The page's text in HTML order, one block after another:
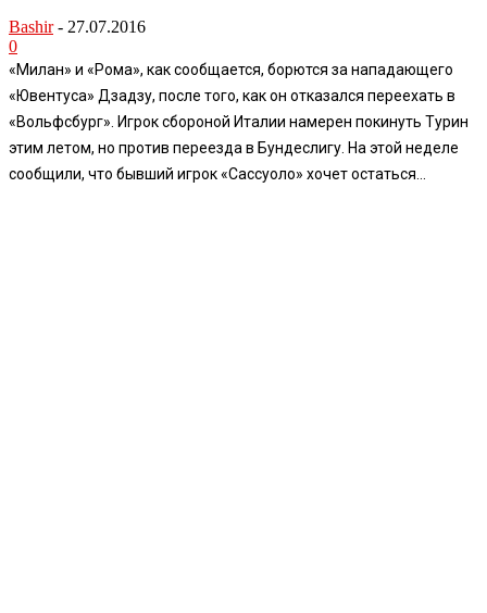
Bashir - 27.07.2016
0
«Милан» и «Рома», как сообщается, борются за нападающего
«Ювентуса» Дзадзу, после того, как он отказался переехать в
«Вольфсбург». Игрок сбороной Италии намерен покинуть Турин
этим летом, но против переезда в Бундеслигу. На этой неделе
сообщили, что бывший игрок «Сассуоло» хочет остаться...